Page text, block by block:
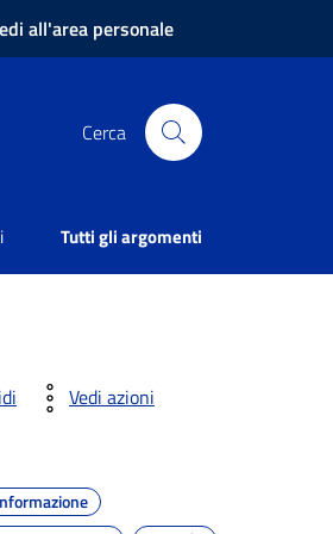
all'area personale
Cerca
Tutti gli argomenti
Vedi azioni